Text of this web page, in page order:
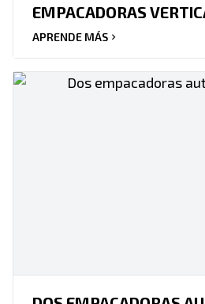
EMPACADORAS
APRENDE MÁS